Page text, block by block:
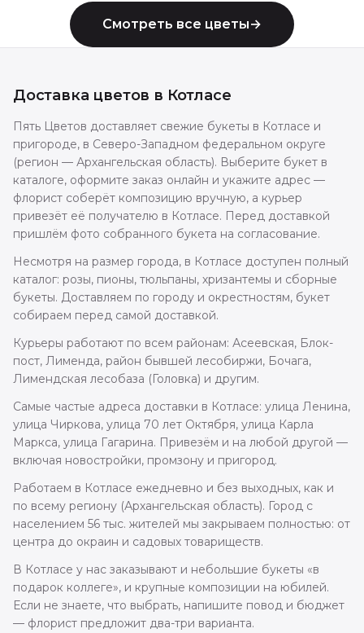
Смотреть все цветы→
Доставка цветов в Котласе
Пять Цветов доставляет свежие букеты в Котласе и
пригороде, в Северо-Западном федеральном округе
(регион — Архангельская область). Выберите букет в
каталоге, оформите заказ онлайн и укажите адрес —
флорист соберёт композицию вручную, а курьер
привезёт её получателю в Котласе. Перед доставкой
пришлём фото собранного букета на согласование.
Несмотря на размер города, в Котласе доступен полный
каталог: розы, пионы, тюльпаны, хризантемы и сборные
букеты. Доставляем по городу и окрестностям, букет
собираем перед самой доставкой.
Курьеры работают по всем районам: Асеевская, Блок-
пост, Лименда, район бывшей лесобиржи, Бочага,
Лимендская лесобаза (Головка) и другим.
Самые частые адреса доставки в Котласе: улица Ленина,
улица Чиркова, улица 70 лет Октября, улица Карла
Маркса, улица Гагарина. Привезём и на любой другой —
включая новостройки, промзону и пригород.
Работаем в Котласе ежедневно и без выходных, как и
по всему региону (Архангельская область). Город с
населением 56 тыс. жителей мы закрываем полностью: от
центра до окраин и садовых товариществ.
В Котласе у нас заказывают и небольшие букеты «в
подарок коллеге», и крупные композиции на юбилей.
Если не знаете, что выбрать, напишите повод и бюджет
— флорист предложит два-три варианта.